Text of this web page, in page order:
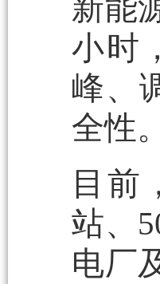
新能
小时
峰、
全性。
目前
站、
电厂